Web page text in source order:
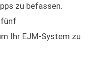
zu befassen.
fünf
Ihr EJM-System zu